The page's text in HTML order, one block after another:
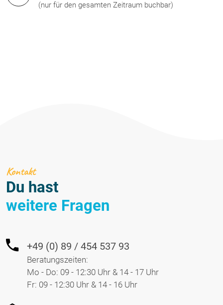
(nur für den gesamten Zeitraum buchbar)
Kontakt
Du hast
weitere Fragen
+49 (0) 89 / 454 537 93
Beratungszeiten:
Mo - Do: 09 - 12:30 Uhr & 14 - 17 Uhr
Fr: 09 - 12:30 Uhr & 14 - 16 Uhr